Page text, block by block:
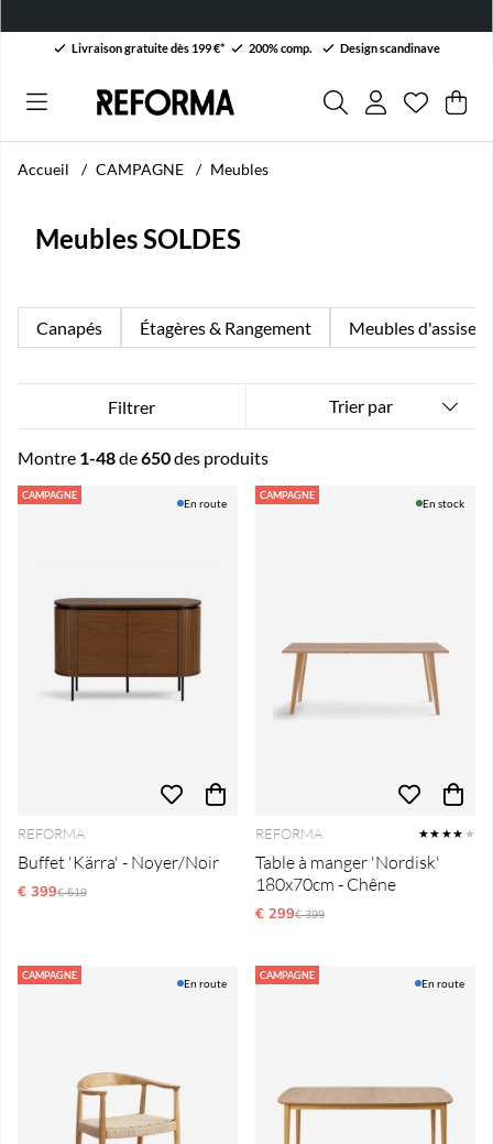
Livraison gratuite dès 199 €* 200% comp. Design scandinave
Liste de
Nombre
. .
Accueil CAMPAGNE Meubles
Meubles SOLDES
Canapés Étagères & Rangement Meubles d'assise
Filtrer Trier par
Montre 1-48de650des produits
Produits
CAMPAGNE
En route
REFORMA
Buffet 'Kärra' - Noyer/Noir
€ 399Prix régulier:
€ 519
CAMPAGNE
En stock
REFORMA ★★★★ ★
Table à manger 'Nordisk'
180x70cm - Chêne
€ 299Prix régulier:
€ 399
CAMPAGNE
En route
CAMPAGNE
En route